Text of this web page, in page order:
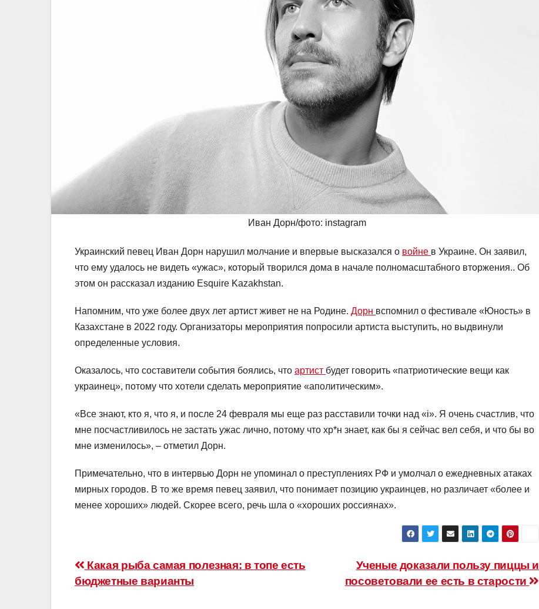
Иван Дорн/фото: instagram
Украинский певец Иван Дорн нарушил молчание и впервые высказался о войне в Украине. Он заявил,
что ему удалось не видеть «ужас», который творился дома в начале полномасштабного вторжения.. Об
этом он рассказал изданию Esquire Kazakhstan.
Напомним, что уже более двух лет артист живет не на Родине. Дорн вспомнил о фестивале «Юность» в
Казахстане в 2022 году. Организаторы мероприятия попросили артиста выступить, но выдвинули
определенные условия.
Оказалось, что составители события боялись, что артист будет говорить «патриотические вещи как
украинец», потому что хотели сделать мероприятие «аполитическим».
«Все знают, кто я, что я, и после 24 февраля мы еще раз расставили точки над «i». Я очень счастлив, что
мне посчастливилось не застать ужас лично, потому что хр*н знает, как бы я сейчас вел себя, и что бы во
мне изменилось», – отметил Дорн.
Примечательно, что в интервью Дорн не упоминал о преступлениях РФ и умолчал о ежедневных атаках
мирных городов. В то же время певец заявил, что понимает позицию украинцев, но различает «более и
менее хороших» людей. Скорее всего, речь шла о «хороших россиянах».
Навигация
по
Ученые доказали пользу пиццы и
посоветовали ее есть в старости
Какая рыба самая полезная: в топе есть
бюджетные варианты